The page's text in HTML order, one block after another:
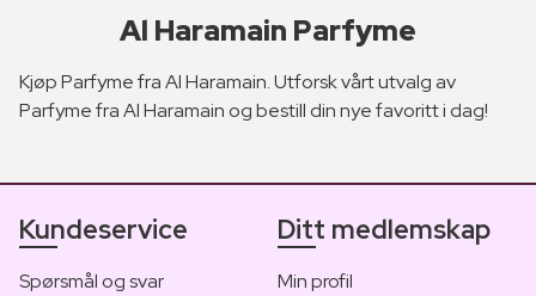
Al Haramain Parfyme
Kjøp Parfyme fra Al Haramain. Utforsk vårt utvalg av
Parfyme fra Al Haramain og bestill din nye favoritt i dag!
Kundeservice
Spørsmål og svar
Ditt medlemskap
Min profil